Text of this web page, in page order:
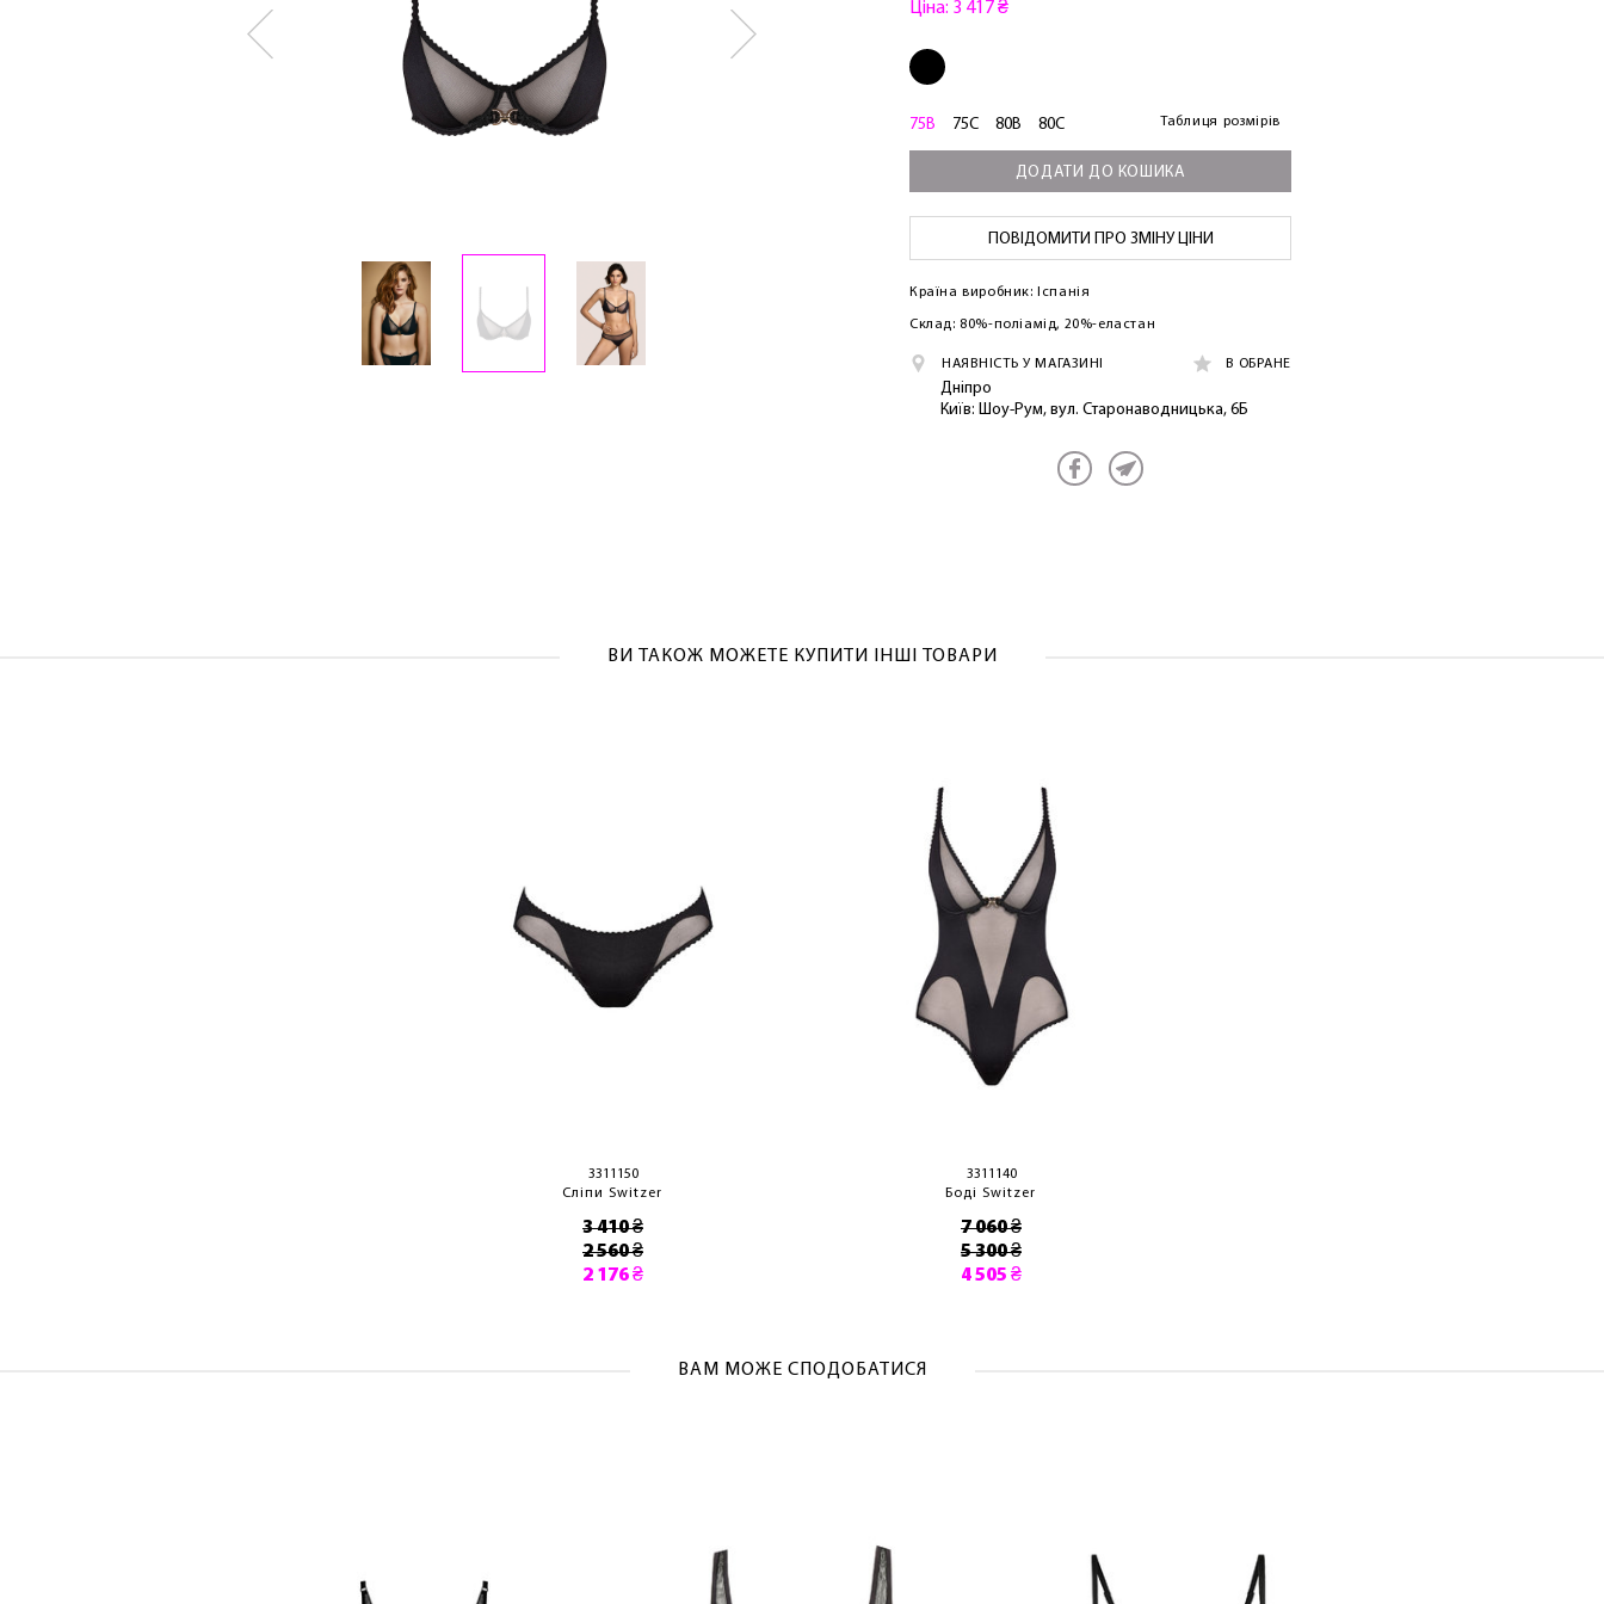
Ціна: 3 417 ₴
75B 75C 80B 80C Таблиця розмірів
ДОДАТИ ДО КОШИКА
ПОВІДОМИТИ ПРО ЗМІНУ ЦІНИ
Країна виробник: Іспанія
Склад: 80%-поліамід, 20%-еластан
НАЯВНІСТЬ У МАГАЗИНІ В ОБРАНЕ
Дніпро
Київ: Шоу-Рум, вул. Старонаводницька, 6Б
ВИ ТАКОЖ МОЖЕТЕ КУПИТИ ІНШІ ТОВАРИ
3311150
Сліпи Switzer
3 410 ₴
2 560 ₴
2 176 ₴
3311140
Боді Switzer
7 060 ₴
5 300 ₴
4 505 ₴
ВАМ МОЖЕ СПОДОБАТИСЯ
ЛАСКАВО ПРОСИМО ДО NOSOVSKI.COM! ПРИЙМІТЬ ВІД
НАС ПРИВІТНИЙ БОНУС - ЗНИЖКУ НА ПЕРШЕ ПОКУПКУ